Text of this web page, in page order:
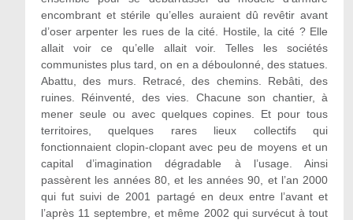
encombrant et stérile qu’elles auraient dû revêtir avant
d’oser arpenter les rues de la cité. Hostile, la cité ? Elle
allait voir ce qu’elle allait voir. Telles les sociétés
communistes plus tard, on en a déboulonné, des statues.
Abattu, des murs. Retracé, des chemins. Rebâti, des
ruines. Réinventé, des vies. Chacune son chantier, à
mener seule ou avec quelques copines. Et pour tous
territoires, quelques rares lieux collectifs qui
fonctionnaient clopin-clopant avec peu de moyens et un
capital d’imagination dégradable à l’usage. Ainsi
passèrent les années 80, et les années 90, et l’an 2000
qui fut suivi de 2001 partagé en deux entre l’avant et
l’après 11 septembre, et même 2002 qui survécut à tout